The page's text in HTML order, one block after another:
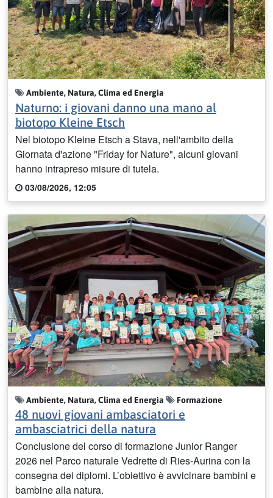
Ambiente, Natura, Clima ed Energia
Naturno: i giovani danno una mano al
biotopo Kleine Etsch
Nel biotopo Kleine Etsch a Stava, nell'ambito della
Giornata d'azione "Friday for Nature", alcuni giovani
hanno intrapreso misure di tutela.
03/08/2026, 12:05
Ambiente, Natura, Clima ed Energia Formazione
48 nuovi giovani ambasciatori e
ambasciatrici della natura
Conclusione del corso di formazione Junior Ranger
2026 nel Parco naturale Vedrette di Ries-Aurina con la
consegna dei diplomi. L’obiettivo è avvicinare bambini e
bambine alla natura.